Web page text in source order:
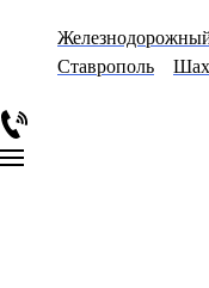
Ставрополь